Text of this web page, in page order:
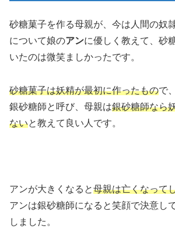
砂糖菓子を作る母親が、今は人間の奴
について娘のアンに優しく教えて、砂
いたのは微笑ましかったです。
砂糖菓子は妖精が最初に作ったもので
銀砂糖師と呼び、母親は銀砂糖師なら
ないと教えて良い人です。
アンが大きくなると母親は亡くなって
アンは銀砂糖師になると笑顔で決意し
しました。